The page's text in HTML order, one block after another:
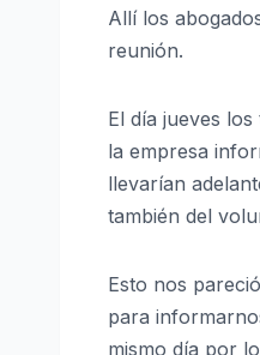
Allí los
reunión.
El día jueves
la empresa
llevarían
también del
Esto nos
para
mismo día por